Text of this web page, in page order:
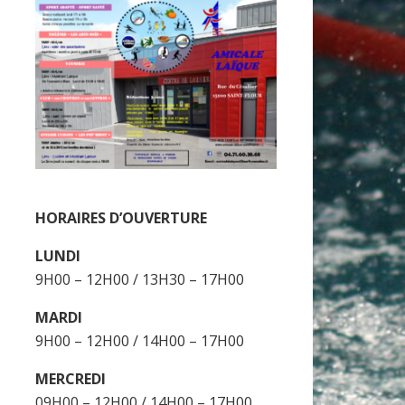
HORAIRES D’OUVERTURE
LUNDI
9H00 – 12H00 / 13H30 – 17H00
MARDI
9H00 – 12H00 / 14H00 – 17H00
MERCREDI